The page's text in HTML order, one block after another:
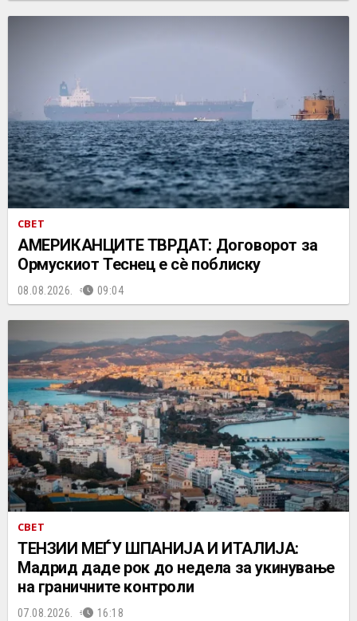
СВЕТ
АМЕРИКАНЦИТЕ ТВРДАТ: Договорот за
Ормускиот Теснец е сè поблиску
08.08.2026. 09:04
СВЕТ
ТЕНЗИИ МЕЃУ ШПАНИЈА И ИТАЛИЈА:
Мадрид даде рок до недела за укинување
на граничните контроли
07.08.2026. 16:18